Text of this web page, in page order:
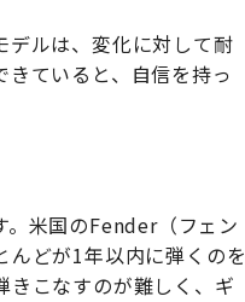
デルは、変化に対して耐
ていると、自信を持っ
。米国のFender（フェン
んどが1年以内に弾くのを
きこなすのが難しく、ギ